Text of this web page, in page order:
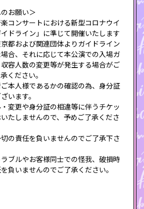
お願い＞
コンサートにおける新型コロナウイ
ドライン」に準じて開催いたします
都および関連団体よりガイドライン
合、それに応じて本公演での入場ガ
容人数の変更等が発生する場合がご
ください。
本人様であるかの確認の為、身分証
います。
変更や身分証の相違等に伴うチケッ
たしませんので、予めご了承くださ
の責任を負いませんのでご了承下さ
ブルやお客様同士での怪我、破損時
負いませんのでご了承ください。